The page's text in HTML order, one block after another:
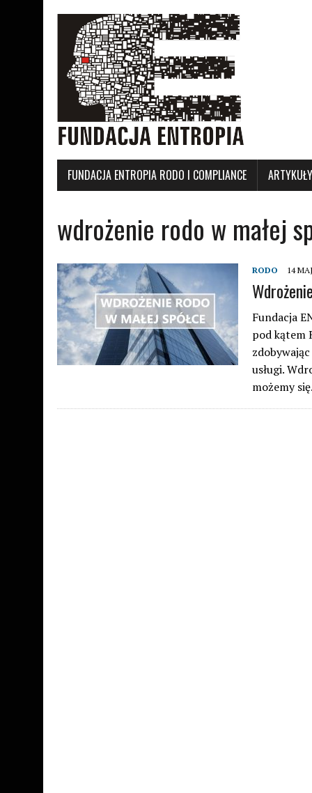
FUNDACJA ENTROPIA RODO I COMPLIANCE ARTYKUŁY
wdrożenie rodo w małej
RODO 14
Fundacja
pod kątem
usługi.
możemy